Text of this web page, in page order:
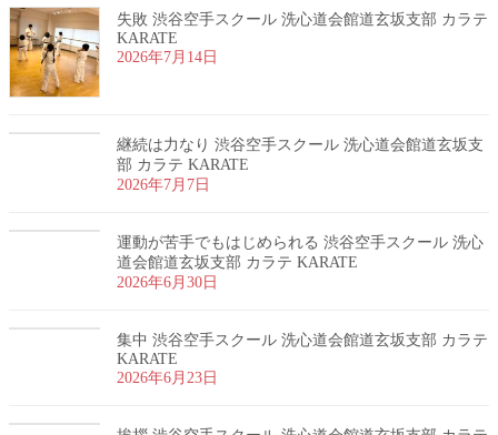
失敗 渋谷空手スクール 洗心道会館道玄坂支部 カラテ
KARATE
2026年7月14日
継続は力なり 渋谷空手スクール 洗心道会館道玄坂支
部 カラテ KARATE
2026年7月7日
運動が苦手でもはじめられる 渋谷空手スクール 洗心
道会館道玄坂支部 カラテ KARATE
2026年6月30日
集中 渋谷空手スクール 洗心道会館道玄坂支部 カラテ
KARATE
2026年6月23日